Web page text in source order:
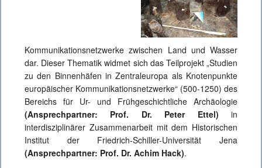
Kommunikationsnetzwerke zwischen Land und Wasser
dar. Dieser Thematik widmet sich das Teilprojekt „Studien
zu den Binnenhäfen in Zentraleuropa als Knotenpunkte
europäischer Kommunikationsnetzwerke“ (500-1250) des
Bereichs für Ur- und Frühgeschichtliche Archäologie
(Ansprechpartner: Prof. Dr. Peter Ettel) in
interdisziplinärer Zusammenarbeit mit dem Historischen
Institut der Friedrich‑Schiller-Universität Jena
(Ansprechpartner: Prof. Dr. Achim Hack).